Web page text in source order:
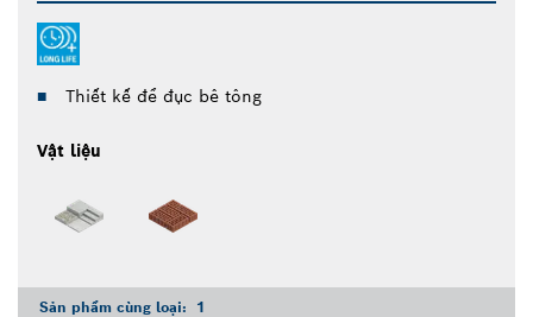
Thiết kế để đục bê tông
Vật liệu
Sản phẩm cùng loại: 1